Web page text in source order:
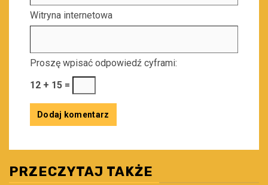
Witryna internetowa
Proszę wpisać odpowiedź cyframi:
12 + 15 =
PRZECZYTAJ TAKŻE